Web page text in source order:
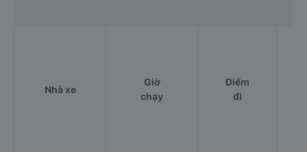
Nhà xe
Giờ
chạy
Điểm
đi